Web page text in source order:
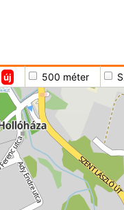
új 500 méter